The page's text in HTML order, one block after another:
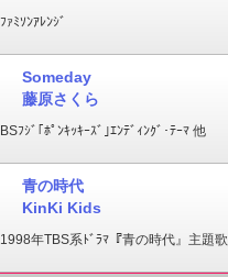
ﾌｧﾐｿﾝｱﾚﾝｼﾞ
Someday
藤原さくら
BSﾌｼﾞ｢ﾎﾟﾝｷｯｷｰｽﾞ｣ｴﾝﾃﾞｨﾝｸﾞ･ﾃｰﾏ 他
青の時代
KinKi Kids
1998年TBS系ﾄﾞﾗﾏ『青の時代』主題歌